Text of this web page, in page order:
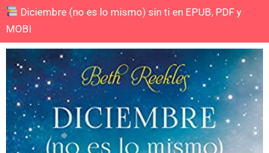
Diciembre (no es lo mismo) sin ti en EPUB, PDF y
MOBI